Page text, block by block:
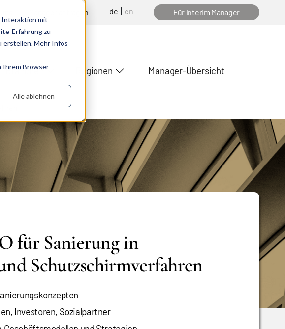
Interaktion mit
Erfahrung zu
erstellen. Mehr Infos
Ihrem Browser
Alle ablehnen
Manager anfragen de en Für Interim Manager
Branchen Regionen Manager-Übersicht
für Sanierung in
Schutzschirmverfahren
Investoren, Sozialpartner